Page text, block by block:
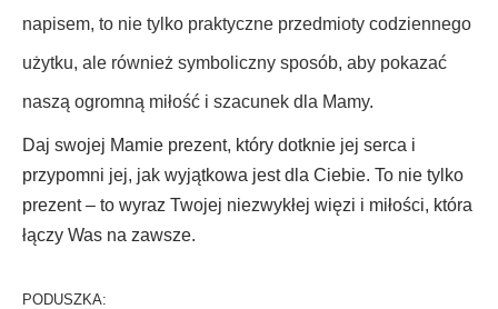
napisem, to nie tylko praktyczne przedmioty codziennego
użytku, ale również symboliczny sposób, aby pokazać
naszą ogromną miłość i szacunek dla Mamy.
Daj swojej Mamie prezent, który dotknie jej serca i
przypomni jej, jak wyjątkowa jest dla Ciebie. To nie tylko
prezent – to wyraz Twojej niezwykłej więzi i miłości, która
łączy Was na zawsze.
PODUSZKA: